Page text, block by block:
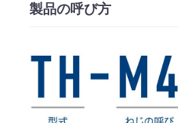
製品の呼び方